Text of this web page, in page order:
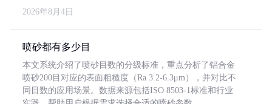
2026年8月4日
喷砂都有多少目
本文系统介绍了喷砂目数的分级标准，重点分析了铝合金
喷砂200目对应的表面粗糙度（Ra 3.2-6.3μm），并对比不
同目数的应用场景。数据来源包括ISO 8503-1标准和行业